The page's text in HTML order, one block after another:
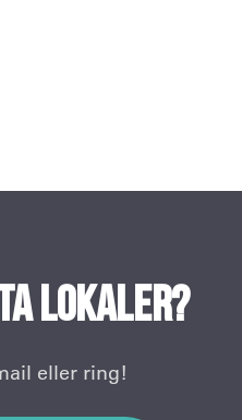
lokaler?
eller ring!